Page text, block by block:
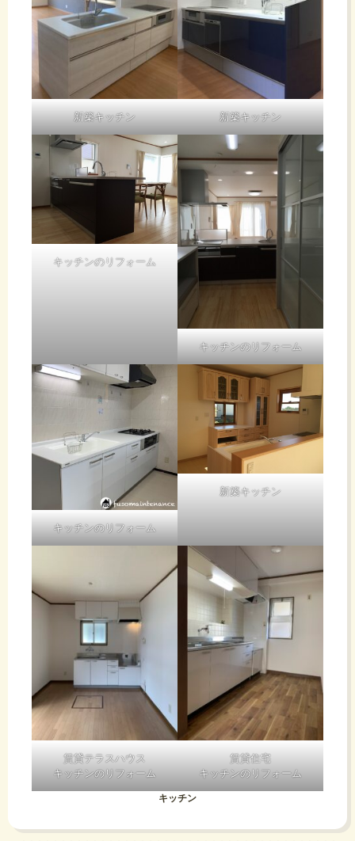
新築キッチン 新築キッチン
キッチンのリフォーム
キッチンのリフォーム
キッチンのリフォーム
新築キッチン
賃貸テラスハウス
キッチンのリフォーム
賃貸住宅
キッチンのリフォーム
キッチン